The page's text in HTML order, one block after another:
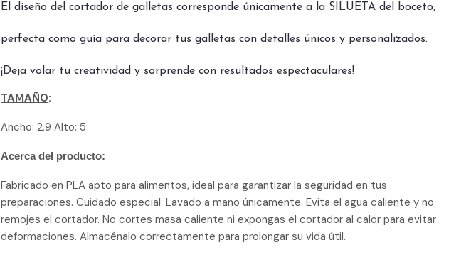
El diseño del cortador de galletas corresponde únicamente a la SILUETA del boceto,
perfecta como guía para decorar tus galletas con detalles únicos y personalizados.
¡Deja volar tu creatividad y sorprende con resultados espectaculares!
TAMAÑO:
Ancho: 2,9 Alto: 5
Acerca del producto:
Fabricado en PLA apto para alimentos, ideal para garantizar la seguridad en tus
preparaciones. Cuidado especial: Lavado a mano únicamente. Evita el agua caliente y no
remojes el cortador. No cortes masa caliente ni expongas el cortador al calor para evitar
deformaciones. Almacénalo correctamente para prolongar su vida útil.